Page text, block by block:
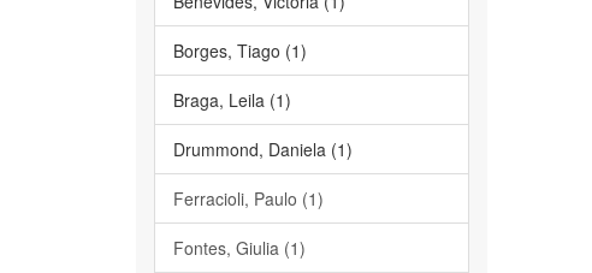
Borges, Tiago (1)
Braga, Leila (1)
Drummond, Daniela (1)
Ferracioli, Paulo (1)
Fontes, Giulia (1)